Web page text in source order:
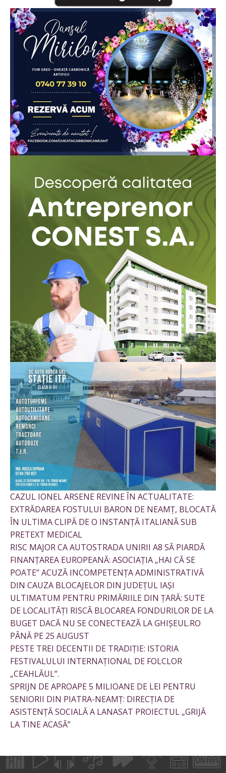
CAZUL IONEL ARSENE REVINE ÎN ACTUALITATE:
EXTRĂDAREA FOSTULUI BARON DE NEAMȚ, BLOCATĂ
ÎN ULTIMA CLIPĂ DE O INSTANȚĂ ITALIANĂ SUB
PRETEXT MEDICAL
RISC MAJOR CA AUTOSTRADA UNIRII A8 SĂ PIARDĂ
FINANȚAREA EUROPEANĂ: ASOCIAȚIA „HAI CĂ SE
POATE” ACUZĂ INCOMPETENȚA ADMINISTRATIVĂ
DIN CAUZA BLOCAJELOR DIN JUDEȚUL IAȘI
ULTIMATUM PENTRU PRIMĂRIILE DIN ȚARĂ: SUTE
DE LOCALITĂȚI RISCĂ BLOCAREA FONDURILOR DE LA
BUGET DACĂ NU SE CONECTEAZĂ LA GHIȘEUL.RO
PÂNĂ PE 25 AUGUST
PESTE TREI DECENTII DE TRADIȚIE: ISTORIA
FESTIVALULUI INTERNAȚIONAL DE FOLCLOR
„CEAHLĂUL”.
SPRIJN DE APROAPE 5 MILIOANE DE LEI PENTRU
SENIORII DIN PIATRA-NEAMȚ: DIRECȚIA DE
ASISTENȚĂ SOCIALĂ A LANASAT PROIECTUL „GRIJĂ
LA TINE ACASĂ”